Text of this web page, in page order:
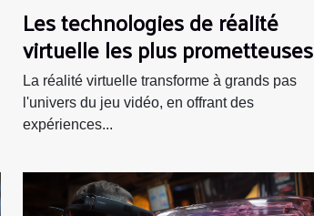
Les technologies de réalité
virtuelle les plus prometteuses
pour l'immersion dans les jeux
La réalité virtuelle transforme à grands pas
l'univers du jeu vidéo, en offrant des
expériences...